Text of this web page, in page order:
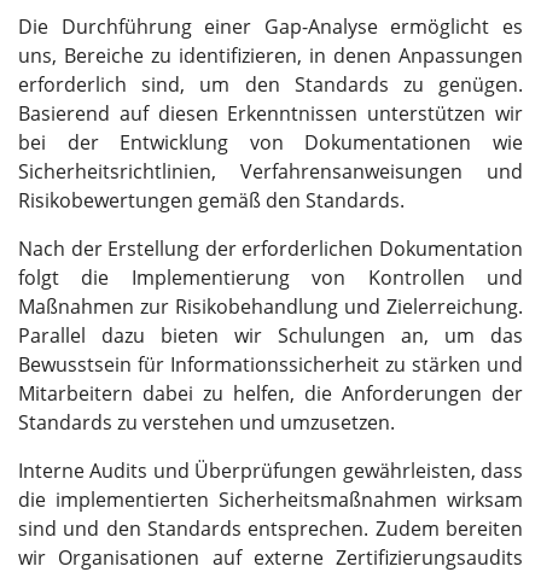
Die Durchführung einer Gap-Analyse ermöglicht es
uns, Bereiche zu identifizieren, in denen Anpassungen
erforderlich sind, um den Standards zu genügen.
Basierend auf diesen Erkenntnissen unterstützen wir
bei der Entwicklung von Dokumentationen wie
Sicherheitsrichtlinien, Verfahrensanweisungen und
Risikobewertungen gemäß den Standards.
Nach der Erstellung der erforderlichen Dokumentation
folgt die Implementierung von Kontrollen und
Maßnahmen zur Risikobehandlung und Zielerreichung.
Parallel dazu bieten wir Schulungen an, um das
Bewusstsein für Informationssicherheit zu stärken und
Mitarbeitern dabei zu helfen, die Anforderungen der
Standards zu verstehen und umzusetzen.
Interne Audits und Überprüfungen gewährleisten, dass
die implementierten Sicherheitsmaßnahmen wirksam
sind und den Standards entsprechen. Zudem bereiten
wir Organisationen auf externe Zertifizierungsaudits